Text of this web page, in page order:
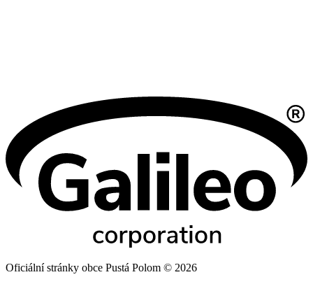
Oficiální stránky obce Pustá Polom © 2026